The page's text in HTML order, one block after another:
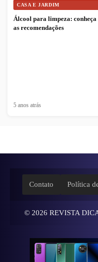
CASA E JARDIM
Álcool para limpeza: conheça
as recomendações
5 anos atrás
Contato Política
© 2026 REVISTA